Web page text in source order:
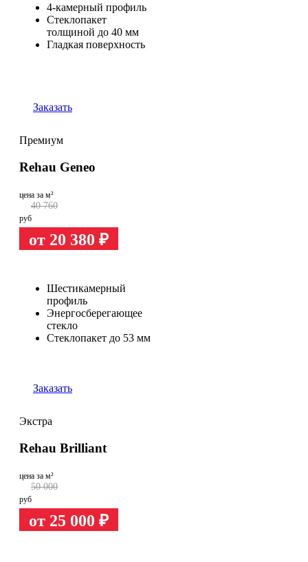
4-камерный профиль
Стеклопакет
толщиной до 40 мм
Гладкая поверхность
Премиум
Rehau Geneo
цена за м²
40 760
руб
от 20 380 ₽
Шестикамерный
профиль
Энергосберегающее
стекло
Стеклопакет до 53 мм
Заказать
Экстра
Rehau Brilliant
цена за м²
50 000
руб
от 25 000 ₽
Заказать